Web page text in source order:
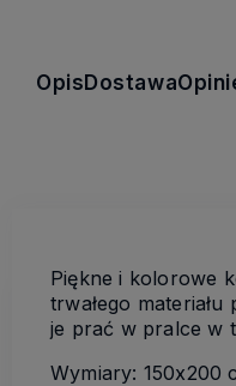
OpisDostawa
Piękne i kolorowe
trwałego
je prać w pralce w
Wymiary: 150x200